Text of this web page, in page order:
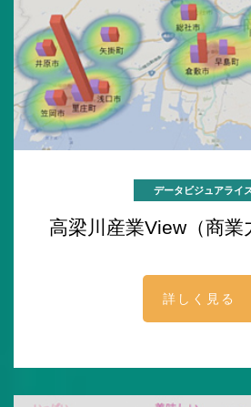
データビジュアライ
高梁川産業View（商業
詳しく見る